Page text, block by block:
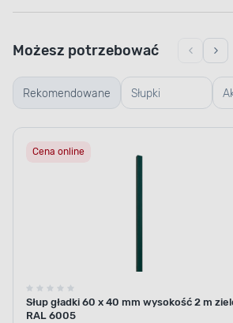
Rekomendowane Słupki
ogrodzeniowe
Możesz potrzebować
Cena online
Słup gładki 60 x 40 mm wysokość 2 m
RAL 6005